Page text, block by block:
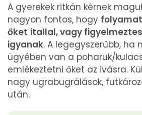
A gyerekek ritkán kérnek
nagyon fontos, hogy
őket itallal, vagy
igyanak. A legegyszerűbb, ha
ügyében van a poharuk/
emlékeztetni őket az ivásra.
nagy ugrabugrálások,
után.